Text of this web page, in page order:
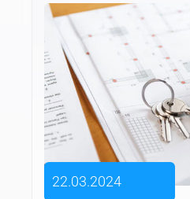
22.03.2024